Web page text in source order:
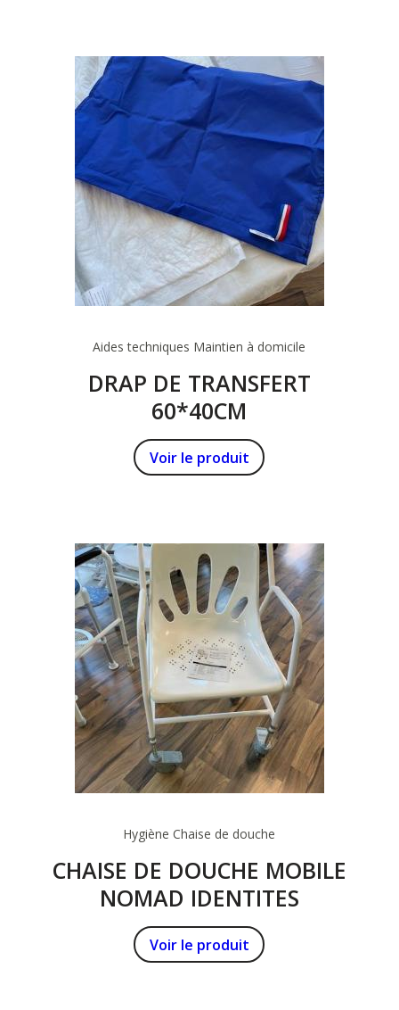
Aides techniques Maintien à domicile
DRAP DE TRANSFERT
60*40CM
Voir le produit
Hygiène Chaise de douche
CHAISE DE DOUCHE MOBILE
NOMAD IDENTITES
Voir le produit